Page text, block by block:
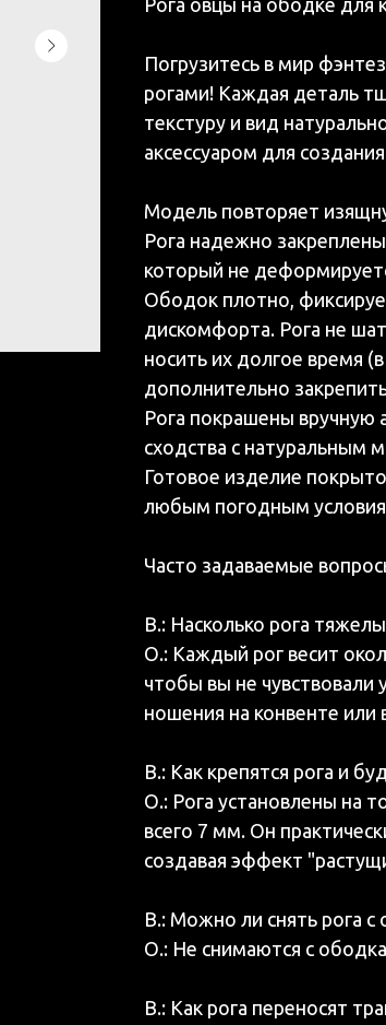
Рога овцы на ободке для
Погрузитесь в мир
рогами! Каждая деталь
текстуру и вид
аксессуаром для
Модель повторяет
Рога надежно
который не
Ободок плотно,
дискомфорта. Рога не
носить их долгое время
дополнительно
Рога покрашены вручную
сходства с натуральным
Готовое изделие
любым погодным
Часто задаваемые
В.: Насколько рога
О.: Каждый рог весит
чтобы вы не чувствовали
ношения на конвенте или
В.: Как крепятся рога и
О.: Рога установлены на
всего 7 мм. Он
создавая эффект
В.: Можно ли снять рога
О.: Не снимаются с
В.: Как рога переносят